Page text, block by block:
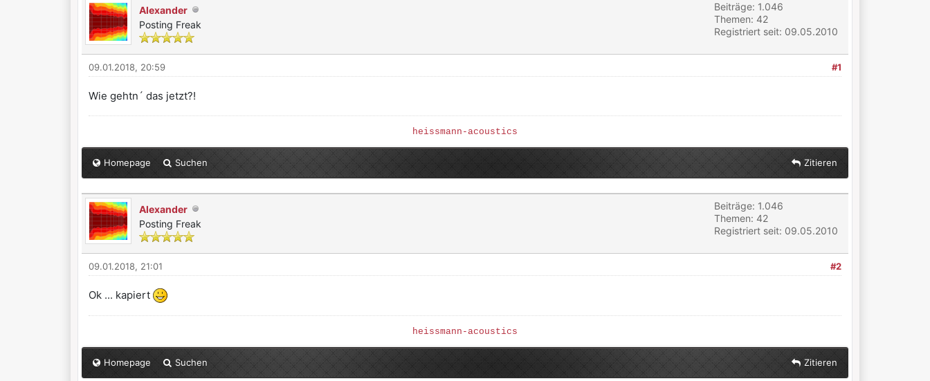
Alexander
Posting Freak
Beiträge: 1.046
Themen: 42
Registriert seit: 09.05.2010
#1
09.01.2018, 20:59
Wie gehtn´ das jetzt?!
heissmann-acoustics
Homepage Suchen Zitieren
Alexander
Posting Freak
Beiträge: 1.046
Themen: 42
Registriert seit: 09.05.2010
#2
09.01.2018, 21:01
Ok ... kapiert
heissmann-acoustics
Homepage Suchen Zitieren